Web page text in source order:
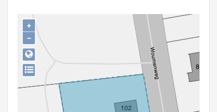
Downloads
Hergebruik
Aanmelden
+
−